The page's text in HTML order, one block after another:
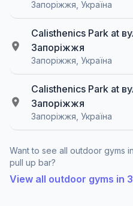
Запоріжжя, Україна
Calisthenics Park at
Запоріжжя
Запоріжжя, Україна
Calisthenics Park at
Запоріжжя
Запоріжжя, Україна
Want to see all outdoor gyms
pull up bar?
View all outdoor gyms in